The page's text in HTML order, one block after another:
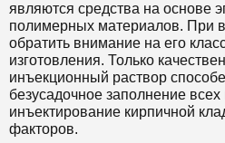
являются средства на основе
полимерных материалов. При
обратить внимание на его
изготовления. Только
инъекционный раствор
безусадочное заполнение всех
инъектирование кирпичной
факторов.